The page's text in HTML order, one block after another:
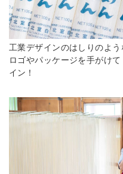
工業デザインのはしりのよ
ロゴやパッケージを手がけ
イン！